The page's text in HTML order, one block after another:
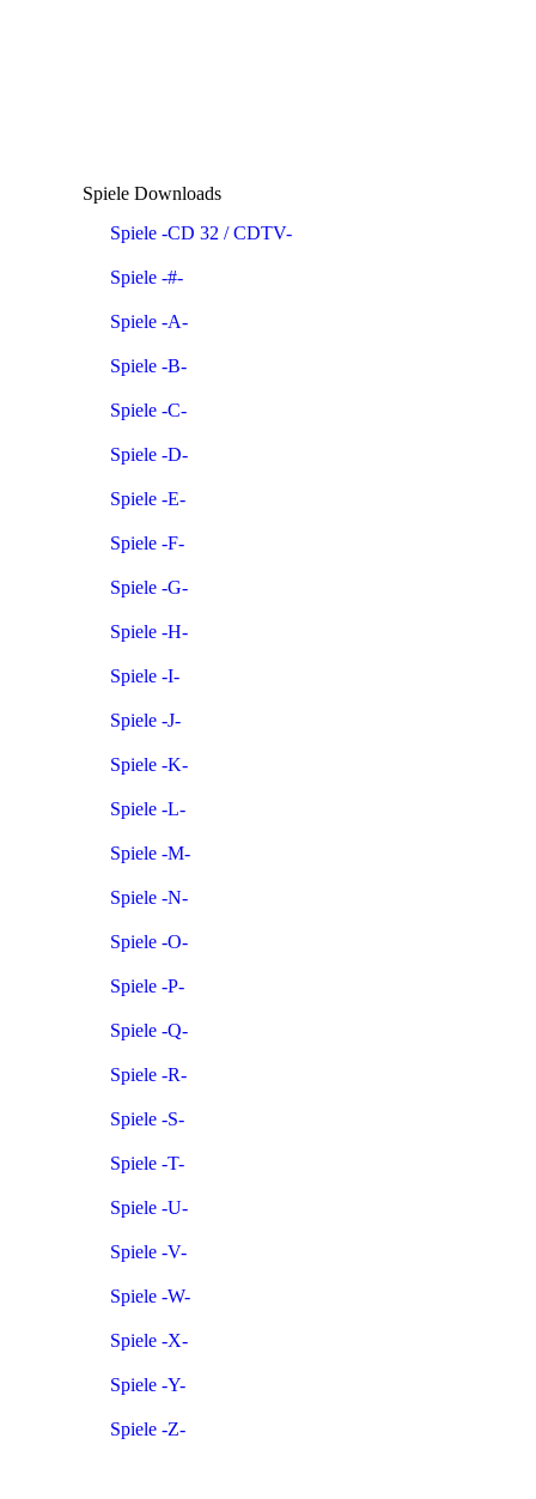
Spiele Downloads
Spiele -CD 32 / CDTV-
Spiele -#-
Spiele -A-
Spiele -B-
Spiele -C-
Spiele -D-
Spiele -E-
Spiele -F-
Spiele -G-
Spiele -H-
Spiele -I-
Spiele -J-
Spiele -K-
Spiele -L-
Spiele -M-
Spiele -N-
Spiele -O-
Spiele -P-
Spiele -Q-
Spiele -R-
Spiele -S-
Spiele -T-
Spiele -U-
Spiele -V-
Spiele -W-
Spiele -X-
Spiele -Y-
Spiele -Z-